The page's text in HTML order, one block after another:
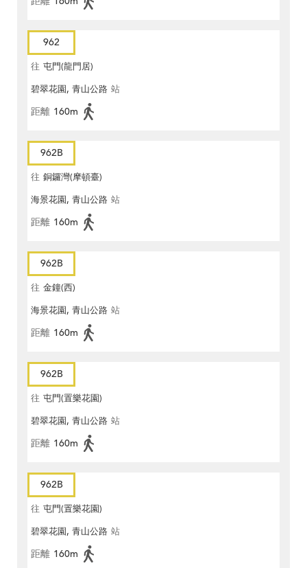
962
往 屯門(龍門居)
碧翠花園, 青山公路 站
距離 160m
962B
往 銅鑼灣(摩頓臺)
海景花園, 青山公路 站
距離 160m
962B
往 金鐘(西)
海景花園, 青山公路 站
距離 160m
962B
往 屯門(置樂花園)
碧翠花園, 青山公路 站
距離 160m
962B
往 屯門(置樂花園)
碧翠花園, 青山公路 站
距離 160m